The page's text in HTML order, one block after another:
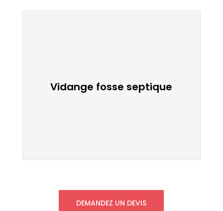
Vidange fosse septique
Videz votre fosse septique par des
DEMANDEZ UN DEVIS